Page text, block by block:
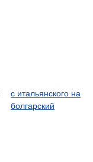
с итальянского на
болгарский